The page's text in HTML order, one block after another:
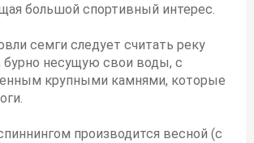
большой спортивный интерес.
семги следует считать реку
бурно несущую свои воды, с
крупными камнями, которые
производится весной (с